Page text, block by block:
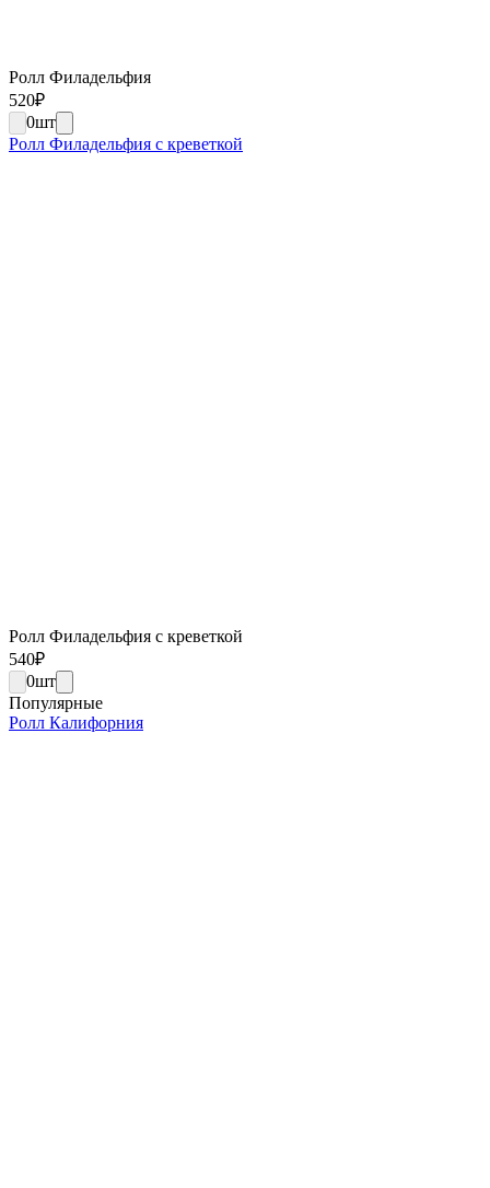
Ролл Филадельфия
520₽
0шт
Ролл Филадельфия с креветкой
Ролл Филадельфия с креветкой
540₽
0шт
Популярные
Ролл Калифорния